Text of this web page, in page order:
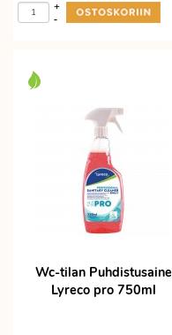
-
+
Wc-tilan Puhdistusaine
Lyreco pro 750ml